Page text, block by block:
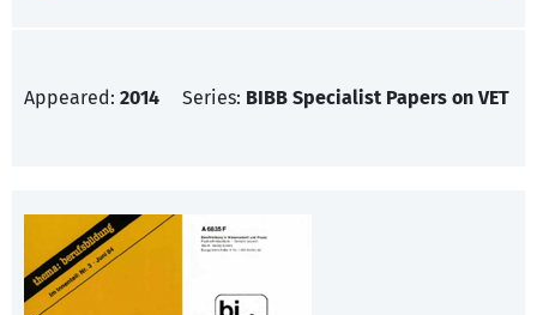
Appeared: 2014 Series: BIBB Specialist Papers on VET